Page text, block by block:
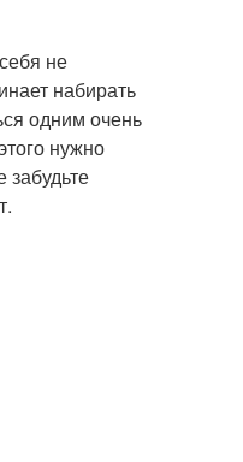
не
набирать
одним очень
нужно
забудьте